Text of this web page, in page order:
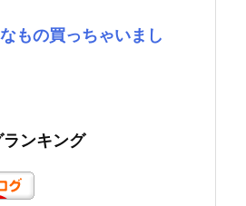
もの買っちゃいまし
ランキング